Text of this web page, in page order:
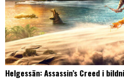
Helgessän: Assassin’s Creed i